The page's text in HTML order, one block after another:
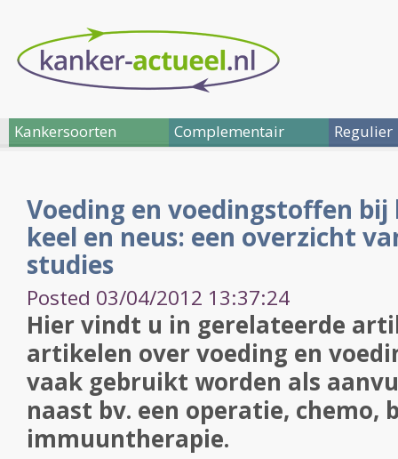
Kankersoorten Complementair Regulier
Voeding en voedingstoffen
keel en neus: een overzicht
studies
Posted 03/04/2012 13:37:24
Hier vindt u in gerelateerde
artikelen over voeding en
vaak gebruikt worden als
naast bv. een operatie, chemo,
immuuntherapie.